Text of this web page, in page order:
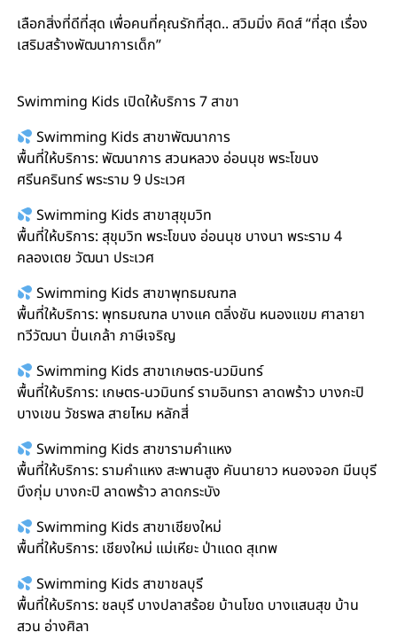
เลือกสิ่งที่ดีที่สุด เพื่อคนที่คุณรักที่สุด.. สวิมมิ่ง คิดส์ “ที่สุด เรื่อง
เสริมสร้างพัฒนาการเด็ก”
Swimming Kids เปิดให้บริการ 7 สาขา
Swimming Kids สาขาพัฒนาการ
พื้นที่ให้บริการ: พัฒนาการ สวนหลวง อ่อนนุช พระโขนง
ศรีนครินทร์ พระราม 9 ประเวศ
Swimming Kids สาขาสุขุมวิท
พื้นที่ให้บริการ: สุขุมวิท พระโขนง อ่อนนุช บางนา พระราม 4
คลองเตย วัฒนา ประเวศ
Swimming Kids สาขาพุทธมณฑล
พื้นที่ให้บริการ: พุทธมณฑล บางแค ตลิ่งชัน หนองแขม ศาลายา
ทวีวัฒนา ปิ่นเกล้า ภาษีเจริญ
Swimming Kids สาขาเกษตร-นวมินทร์
พื้นที่ให้บริการ: เกษตร-นวมินทร์ รามอินทรา ลาดพร้าว บางกะปิ
บางเขน วัชรพล สายไหม หลักสี่
Swimming Kids สาขารามคำแหง
พื้นที่ให้บริการ: รามคำแหง สะพานสูง คันนายาว หนองจอก มีนบุรี
บึงกุ่ม บางกะปิ ลาดพร้าว ลาดกระบัง
Swimming Kids สาขาเชียงใหม่
พื้นที่ให้บริการ: เชียงใหม่ แม่เหียะ ป่าแดด สุเทพ
Swimming Kids สาขาชลบุรี
พื้นที่ให้บริการ: ชลบุรี บางปลาสร้อย บ้านโขด บางแสนสุข บ้าน
สวน อ่างศิลา